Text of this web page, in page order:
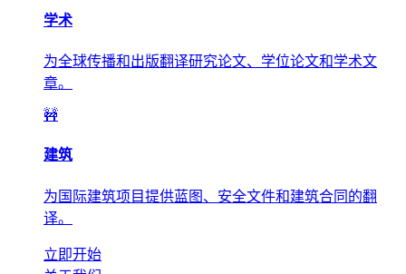
学术
为全球传播和出版翻译研究论文、学位论文和学术文
章。
🚧
建筑
为国际建筑项目提供蓝图、安全文件和建筑合同的翻
译。
立即开始